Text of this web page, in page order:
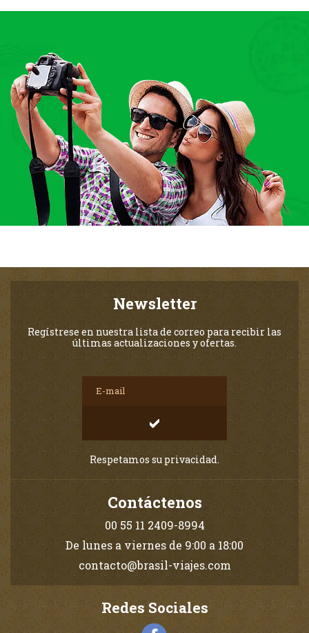
Newsletter
Regístrese en nuestra lista de correo para recibir las
últimas actualizaciones y ofertas.
Respetamos su privacidad.
Contáctenos
00 55 11 2409-8994
De lunes a viernes de 9:00 a 18:00
contacto@brasil-viajes.com
Redes Sociales